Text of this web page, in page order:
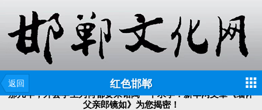
返回 红色邯郸
那几年，外县学生为何都要来馆陶一中求学？新华网文章《缅怀
父亲郎镜如》为您揭密！